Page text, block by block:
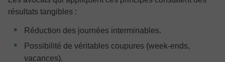
résultats tangibles :
Réduction des journées interminables.
Possibilité de véritables coupures (week-ends,
vacances).